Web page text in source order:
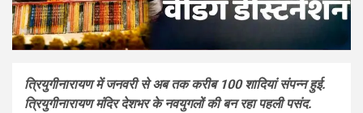
त्रियुगीनारायण में जनवरी से अब तक करीब 100 शादियां संपन्न हुई.
त्रियुगीनारायण मंदिर देशभर के नवयुगलों की बन रहा पहली पसंद.